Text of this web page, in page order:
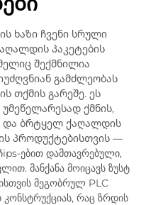
ხაზი ჩვენი სრული
პაკეტების
შექმნილია
გამძლეობას
თქმის გარეშე. ეს
ქმნის,
და ბრტყელ ქაღალდის
პროდუქტებისთვის —
ებით დამთავრებული,
მანქანა მოიცავს ზუსტ
მეგობრულ PLC
რაც ზრდის